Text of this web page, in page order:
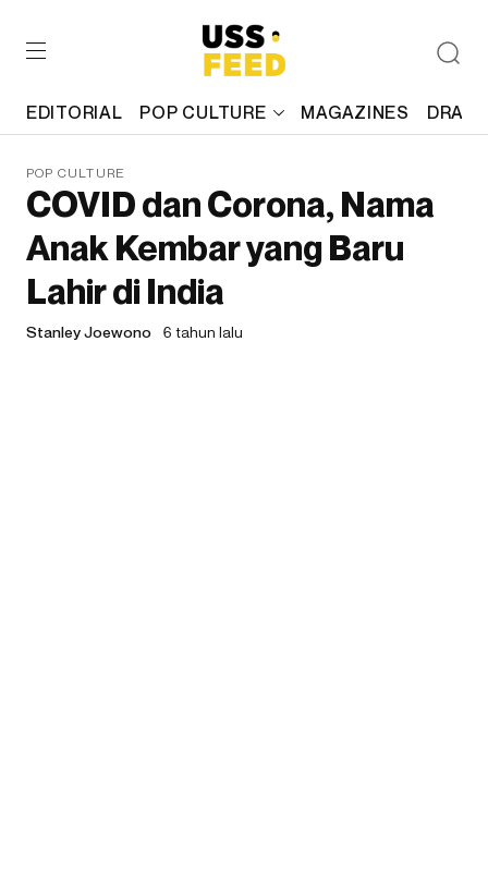
EDITORIAL POP CULTURE MAGAZINES
POP CULTURE
COVID dan Corona, Nama
Anak Kembar yang Baru
Lahir di India
Stanley Joewono 6 tahun lalu